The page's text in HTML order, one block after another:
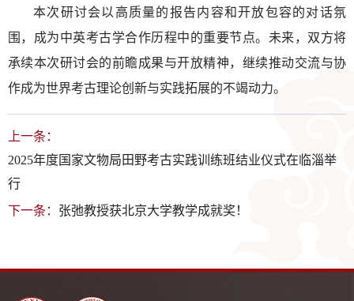
本次研讨会以高质量的报告内容和开放包容的对话氛
围，成为中英考古学合作历程中的重要节点。未来，双方将
承续本次研讨会的前瞻成果与开放精神，继续推动交流与协
作成为世界考古理论创新与实践拓展的不竭动力。
上一条：
2025年度国家文物局田野考古实践训练班结业仪式在临淄举
行
下一条： 张弛教授获北京大学教学成就奖！